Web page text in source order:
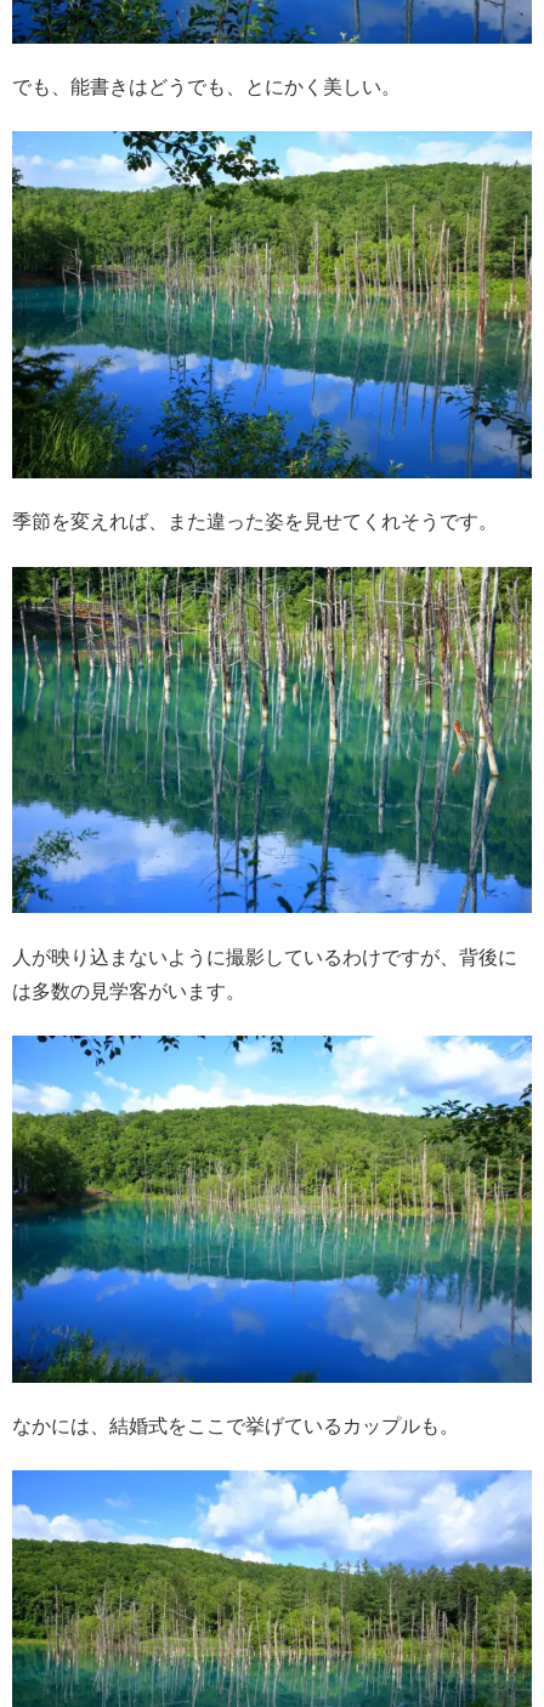
でも、能書きはどうでも、とにかく美しい。
季節を変えれば、また違った姿を見せてくれそうです。
人が映り込まないように撮影しているわけですが、背後に
は多数の見学客がいます。
なかには、結婚式をここで挙げているカップルも。